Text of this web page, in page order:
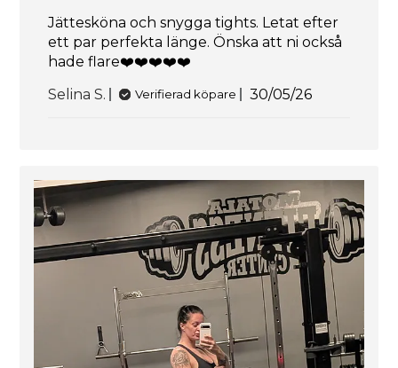
Jättesköna och snygga tights. Letat efter
ett par perfekta länge. Önska att ni också
hade flare❤️❤️❤️❤️❤️
Selina S.
Verifierad köpare 30/05/26